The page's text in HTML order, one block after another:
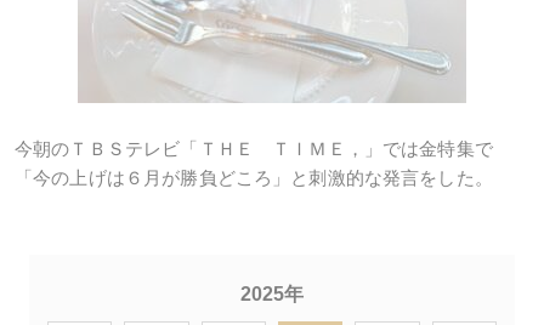
今朝のＴＢＳテレビ「ＴＨＥ ＴＩＭＥ，」では金特集で
「今の上げは６月が勝負どころ」と刺激的な発言をした。
2025年